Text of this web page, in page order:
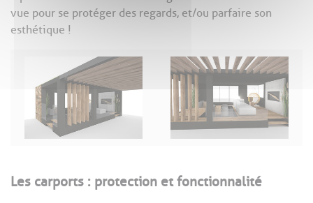
vue pour se protéger des regards, et/ou parfaire son
esthétique !
Les carports : protection et fonctionnalité